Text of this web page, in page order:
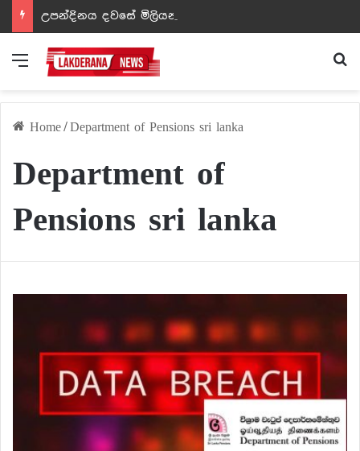
Menu
Home/Department of Pensions sri lanka
Department of
Pensions sri lanka